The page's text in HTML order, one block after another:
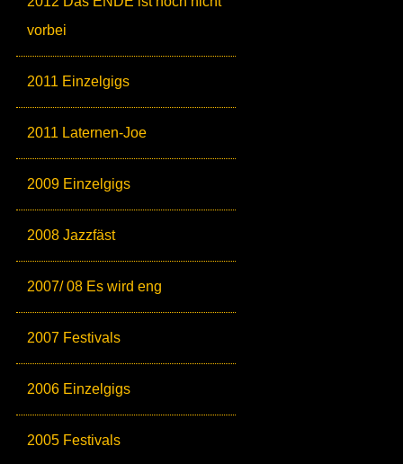
vorbei
2011 Einzelgigs
2011 Laternen-Joe
2009 Einzelgigs
2008 Jazzfäst
2007/ 08 Es wird eng
2007 Festivals
2006 Einzelgigs
2005 Festivals